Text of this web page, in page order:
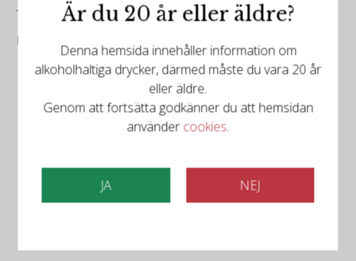
-
Robert Parker Wine Advocate
Det finns mer att upptäcka
Relaterade produkter
Är du 20 år eller äldre?
Denna hemsida innehåller information om
alkoholhaltiga drycker, därmed måste du vara 20 år
eller äldre.
Genom att fortsätta godkänner du att hemsidan
användercookies.
JA NEJ